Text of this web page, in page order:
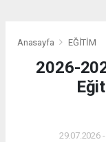
Anasayfa EĞİTİM
2026-
29.07.2026